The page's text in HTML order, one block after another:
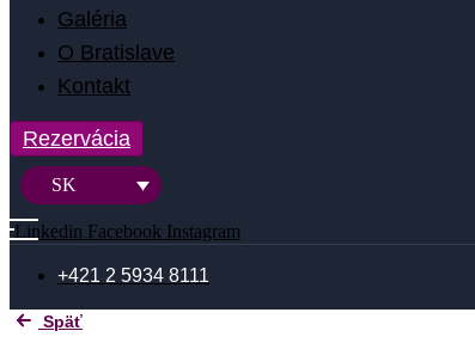
Galéria
O Bratislave
Kontakt
Rezervácia
SK
Linkedin Facebook Instagram
+421 2 5934 8111
Späť